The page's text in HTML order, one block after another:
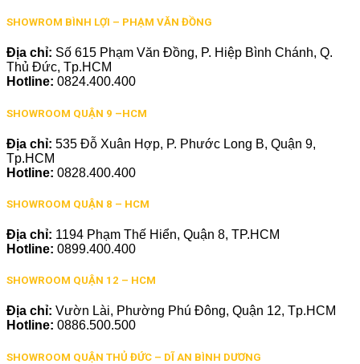
SHOWROM BÌNH LỢI – PHẠM VĂN ĐỒNG
Địa chỉ: Số 615 Phạm Văn Đồng, P. Hiệp Bình Chánh, Q.
Thủ Đức, Tp.HCM
Hotline: 0824.400.400
SHOWROOM QUẬN 9 –HCM
Địa chỉ: 535 Đỗ Xuân Hợp, P. Phước Long B, Quận 9,
Tp.HCM
Hotline: 0828.400.400
SHOWROOM QUẬN 8 – HCM
Địa chỉ: 1194 Phạm Thế Hiển, Quận 8, TP.HCM
Hotline: 0899.400.400
SHOWROOM QUẬN 12 – HCM
Địa chỉ: Vườn Lài, Phường Phú Đông, Quận 12, Tp.HCM
Hotline: 0886.500.500
SHOWROOM QUẬN THỦ ĐỨC – DĨ AN BÌNH DƯƠNG